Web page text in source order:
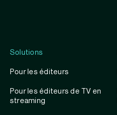
Solutions
Pour les éditeurs
Pour les éditeurs de TV en
streaming